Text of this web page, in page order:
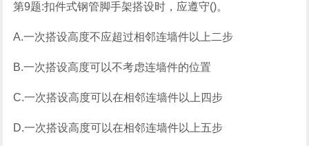
第9题:扣件式钢管脚手架搭设时，应遵守()。
A.一次搭设高度不应超过相邻连墙件以上二步
B.一次搭设高度可以不考虑连墙件的位置
C.一次搭设高度可以在相邻连墙件以上四步
D.一次搭设高度可以在相邻连墙件以上五步